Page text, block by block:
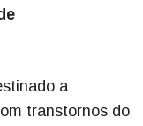
a
transtornos do